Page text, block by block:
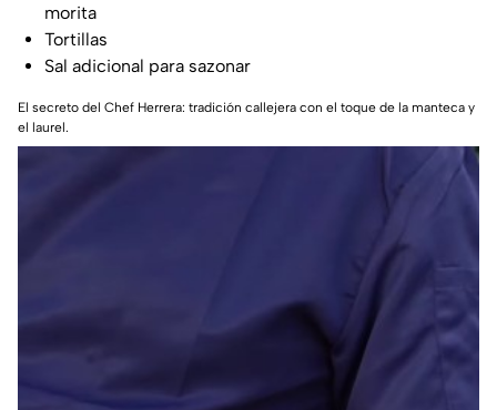
morita
Tortillas
Sal adicional para sazonar
El secreto del Chef Herrera: tradición callejera con el toque de la manteca y
el laurel.